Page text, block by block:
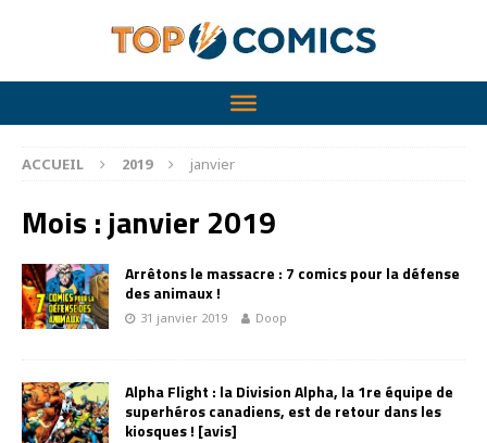
ACCUEIL 2019 janvier
Mois :janvier 2019
Arrêtons le massacre : 7 comics pour la défense
des animaux !
31 janvier 2019 Doop
Alpha Flight : la Division Alpha, la 1re équipe de
superhéros canadiens, est de retour dans les
kiosques ! [avis]